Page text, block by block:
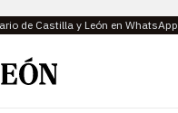
de Castilla y León en WhatsApp